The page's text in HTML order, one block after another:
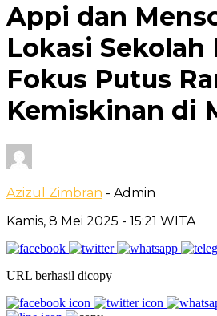
Appi dan
Lokasi Sekolah
Fokus Putus
Kemiskinan di
Azizul Zimbran - Admin
Kamis, 8 Mei 2025 - 15:21 WITA
URL berhasil dicopy